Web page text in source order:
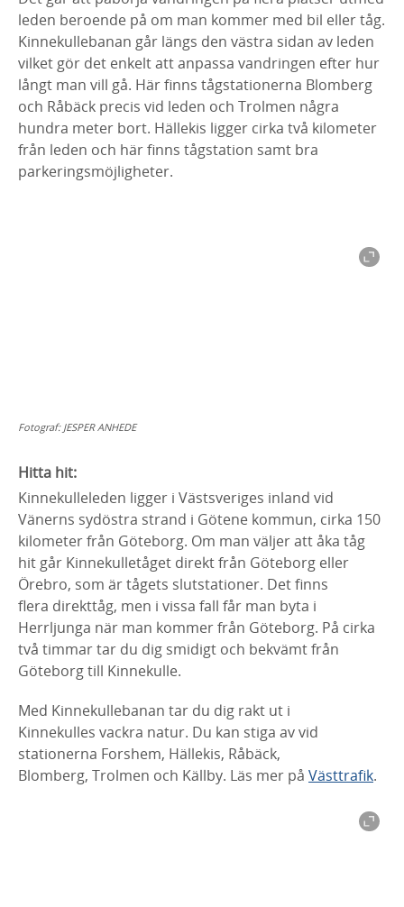
leden beroende på om man kommer med bil eller tåg.
Kinnekullebanan går längs den västra sidan av leden
vilket gör det enkelt att anpassa vandringen efter hur
långt man vill gå. Här finns tågstationerna Blomberg
och Råbäck precis vid leden och Trolmen några
hundra meter bort. Hällekis ligger cirka två kilometer
från leden och här finns tågstation samt bra
parkeringsmöjligheter.
Fotograf: JESPER ANHEDE
Hitta hit:
Kinnekulleleden ligger i Västsveriges inland vid
Vänerns sydöstra strand i Götene kommun, cirka 150
kilometer från Göteborg. Om man väljer att åka tåg
hit går Kinnekulletåget direkt från Göteborg eller
Örebro, som är tågets slutstationer. Det finns
flera direkttåg, men i vissa fall får man byta i
Herrljunga när man kommer från Göteborg. På cirka
två timmar tar du dig smidigt och bekvämt från
Göteborg till Kinnekulle.
Med Kinnekullebanan tar du dig rakt ut i
Kinnekulles vackra natur. Du kan stiga av vid
stationerna Forshem, Hällekis, Råbäck,
Blomberg, Trolmen och Källby. Läs mer på Västtrafik.